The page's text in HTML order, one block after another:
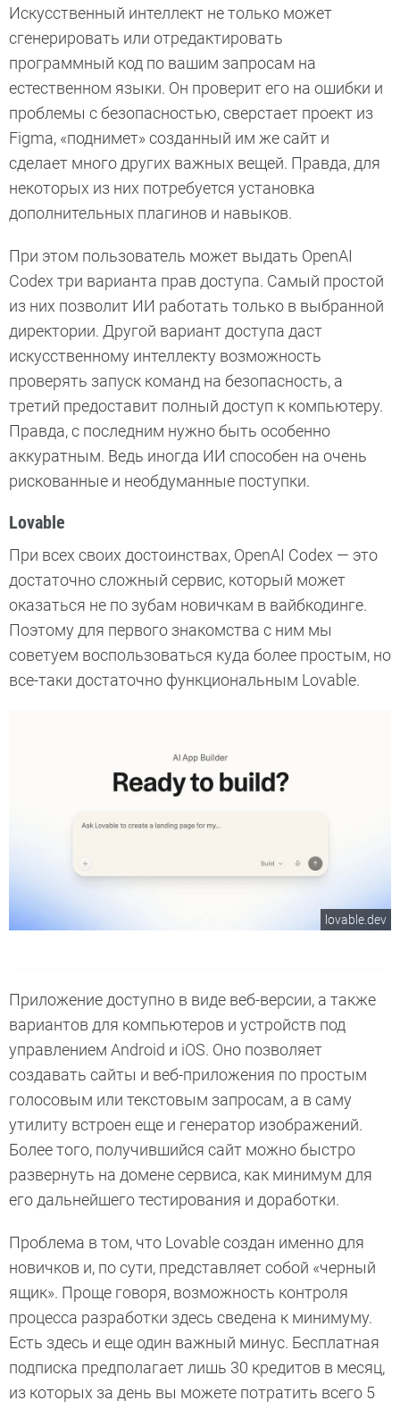
Искусственный интеллект не только может
сгенерировать или отредактировать
программный код по вашим запросам на
естественном языки. Он проверит его на ошибки и
проблемы с безопасностью, сверстает проект из
Figma, «поднимет» созданный им же сайт и
сделает много других важных вещей. Правда, для
некоторых из них потребуется установка
дополнительных плагинов и навыков.
При этом пользователь может выдать OpenAI
Codex три варианта прав доступа. Самый простой
из них позволит ИИ работать только в выбранной
директории. Другой вариант доступа даст
искусственному интеллекту возможность
проверять запуск команд на безопасность, а
третий предоставит полный доступ к компьютеру.
Правда, с последним нужно быть особенно
аккуратным. Ведь иногда ИИ способен на очень
рискованные и необдуманные поступки.
Lovable
При всех своих достоинствах, OpenAI Codex — это
достаточно сложный сервис, который может
оказаться не по зубам новичкам в вайбкодинге.
Поэтому для первого знакомства с ним мы
советуем воспользоваться куда более простым, но
все-таки достаточно функциональным Lovable.
lovable.dev
Приложение доступно в виде веб-версии, а также
вариантов для компьютеров и устройств под
управлением Android и iOS. Оно позволяет
создавать сайты и веб-приложения по простым
голосовым или текстовым запросам, а в саму
утилиту встроен еще и генератор изображений.
Более того, получившийся сайт можно быстро
развернуть на домене сервиса, как минимум для
его дальнейшего тестирования и доработки.
Проблема в том, что Lovable создан именно для
новичков и, по сути, представляет собой «черный
ящик». Проще говоря, возможность контроля
процесса разработки здесь сведена к минимуму.
Есть здесь и еще один важный минус. Бесплатная
подписка предполагает лишь 30 кредитов в месяц,
из которых за день вы можете потратить всего 5